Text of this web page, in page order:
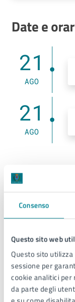
Consenso
Questo sito web
Questo sito
sessione per
cookie analitici per
da parte degli
Date e
21
AGO
21
AGO
Costi
Accesso
Allegati